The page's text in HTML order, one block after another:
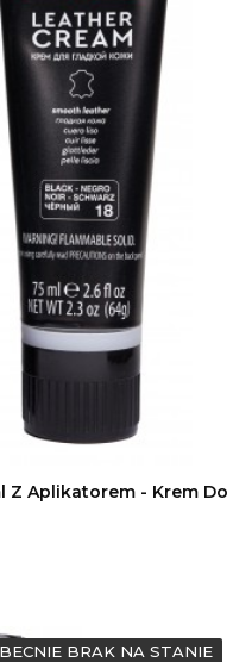
Z Aplikatorem - Krem Do
BRAK NA STANIE